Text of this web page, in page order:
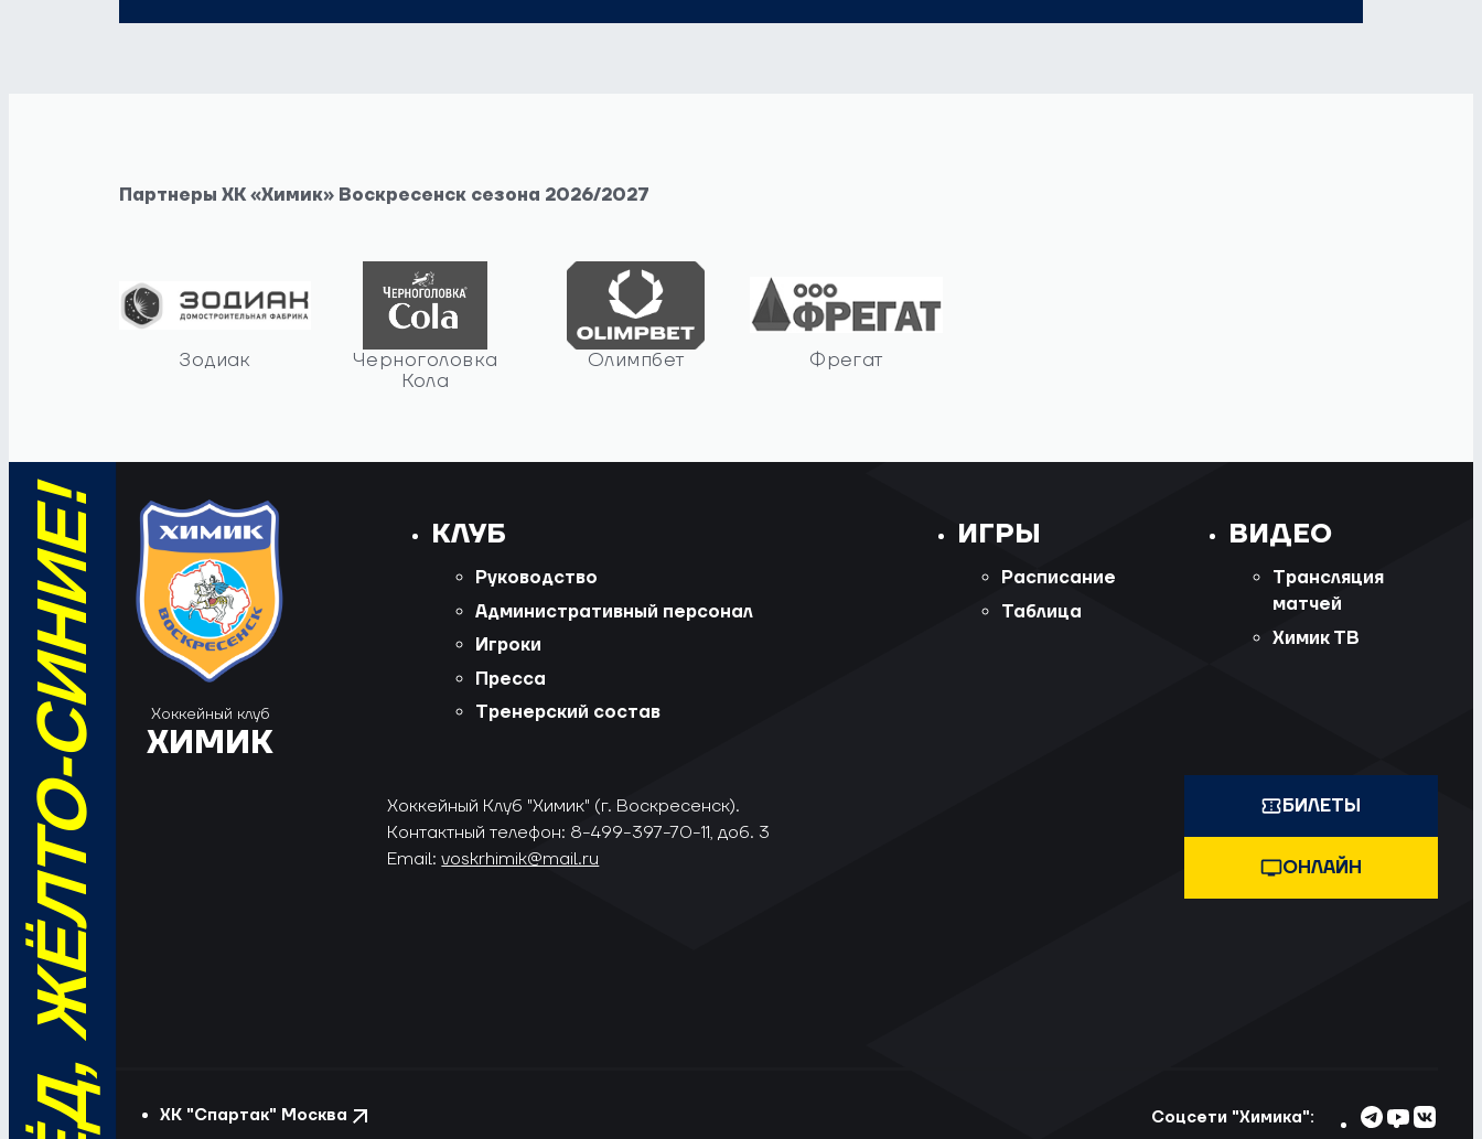
Партнеры ХК «Химик» Воскресенск сезона 2026/2027
Зодиак
Черноголовка
Кола
Олимпбет Фрегат
ВПЕРЁД, ЖЁЛТО-СИНИЕ! Хоккейный клуб
ХИМИК
КЛУБ
Руководство
Административный персонал
Игроки
Пресса
Тренерский состав
ИГРЫ
Расписание
Таблица
ВИДЕО
Трансляция
матчей
Химик ТВ
Хоккейный Клуб "Химик" (г. Воскресенск).
Контактный телефон: 8-499-397-70-11, доб. 3
Email:voskrhimik@mail.ru
БИЛЕТЫ
ОНЛАЙН
ХК "Спартак" Москва Соцсети "Химика":